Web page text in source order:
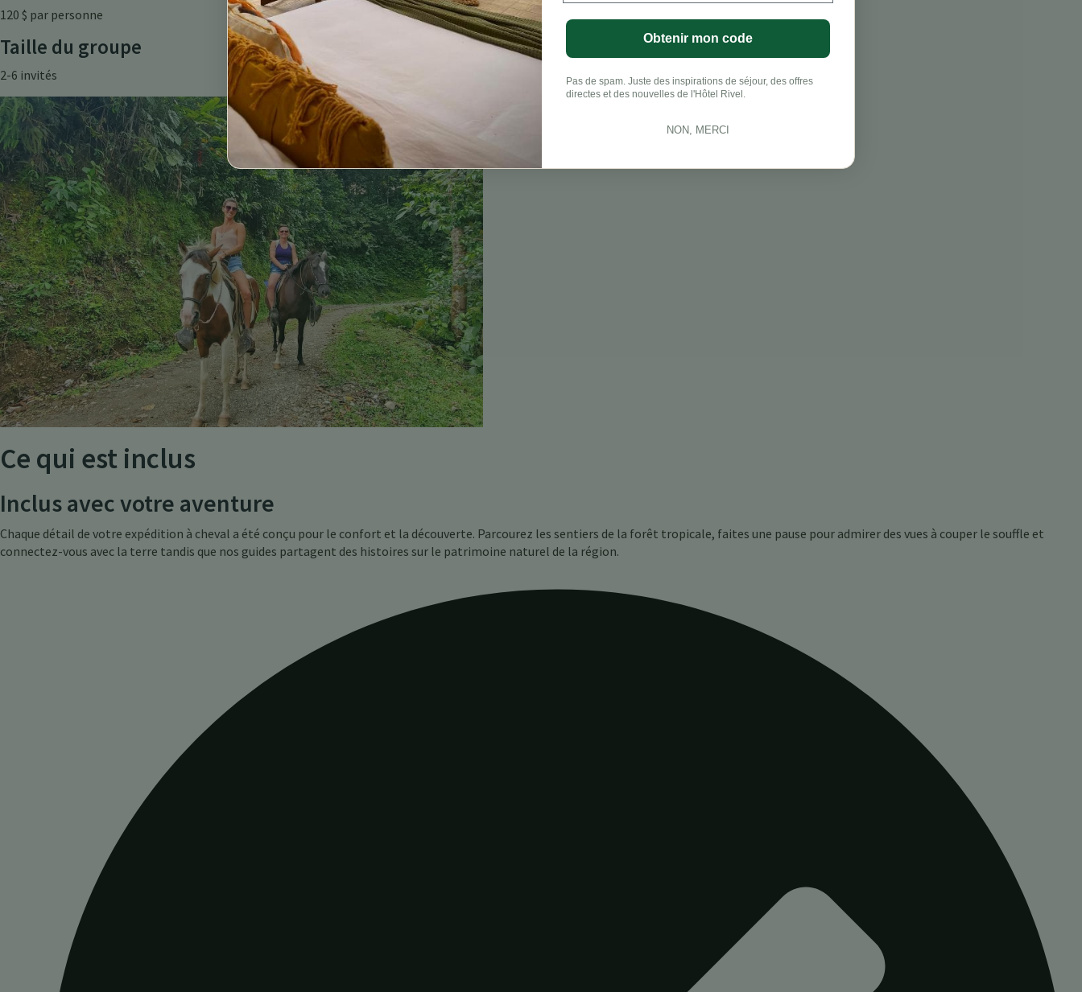
120 $ par personne
Taille du groupe
2-6 invités
Ce qui est inclus
Inclus avec votre aventure
Chaque détail de votre expédition à cheval a été conçu pour le confort et la découverte. Parcourez les sentiers de la forêt tropicale, faites une pause pour admirer des vues à couper le souffle et
connectez-vous avec la terre tandis que nos guides partagent des histoires sur le patrimoine naturel de la région.
Obtenir mon code
Pas de spam. Juste des inspirations de séjour, des offres
directes et des nouvelles de l'Hôtel Rivel.
NON, MERCI